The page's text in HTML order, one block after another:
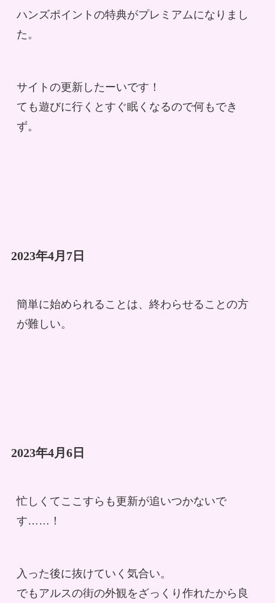
ハンズポイントの特典がプレミアムになりまし
た。
サイトの更新したーいです！
ても遊びに行くとすぐ眠くなるので何もでき
ず。
2023年4月7日
簡単に始められることは、終わらせることの方
が難しい。
2023年4月6日
忙しくてここすらも更新が追いつかないで
す……！
入った後に抜けていく気合い。
でもアルスの街の外観をざっくり作れたから良